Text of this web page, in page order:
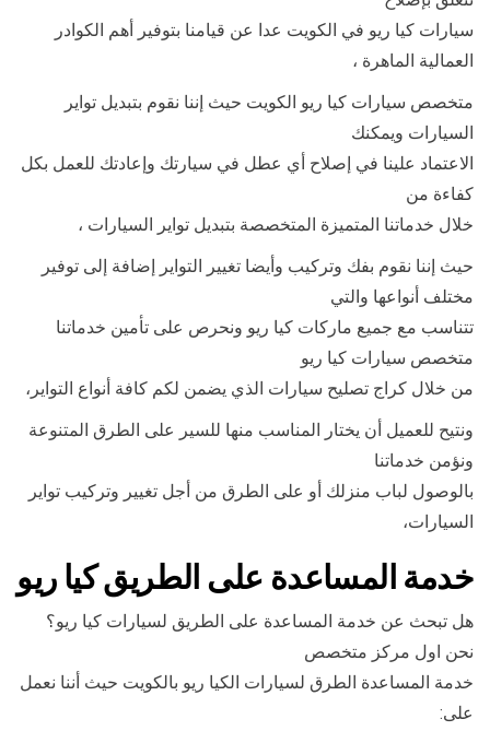
سيارات كيا ريو في الكويت عدا عن قيامنا بتوفير أهم الكوادر
العمالية الماهرة ،
متخصص سيارات كيا ريو الكويت حيث إننا نقوم بتبديل تواير
السيارات ويمكنك
الاعتماد علينا في إصلاح أي عطل في سيارتك وإعادتك للعمل بكل
كفاءة من
خلال خدماتنا المتميزة المتخصصة بتبديل تواير السيارات ،
حيث إننا نقوم بفك وتركيب وأيضا تغيير التواير إضافة إلى توفير
مختلف أنواعها والتي
تتناسب مع جميع ماركات كيا ريو ونحرص على تأمين خدماتنا
متخصص سيارات كيا ريو
من خلال كراج تصليح سيارات الذي يضمن لكم كافة أنواع التواير،
ونتيح للعميل أن يختار المناسب منها للسير على الطرق المتنوعة
ونؤمن خدماتنا
بالوصول لباب منزلك أو على الطرق من أجل تغيير وتركيب تواير
السيارات،
خدمة المساعدة على الطريق كيا ريو
هل تبحث عن خدمة المساعدة على الطريق لسيارات كيا ريو؟
نحن اول مركز متخصص
خدمة المساعدة الطرق لسيارات الكيا ريو بالكويت حيث أننا نعمل
على: